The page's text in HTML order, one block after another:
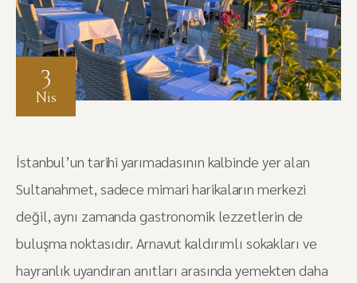
3
Nis
İstanbul’un tarihi yarımadasının kalbinde yer alan
Sultanahmet, sadece mimari harikaların merkezi
değil, aynı zamanda gastronomik lezzetlerin de
buluşma noktasıdır. Arnavut kaldırımlı sokakları ve
hayranlık uyandıran anıtları arasında yemekten daha